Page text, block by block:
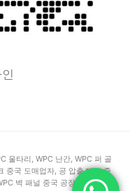
울타리, WPC 난간, WPC 퍼 골
중국 도매업자, 공 압출 데크 중
벽 패널 중국 공장, 최고의 중